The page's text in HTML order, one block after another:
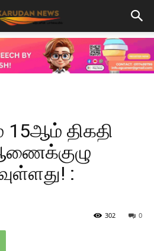
திகதி
:
0
302